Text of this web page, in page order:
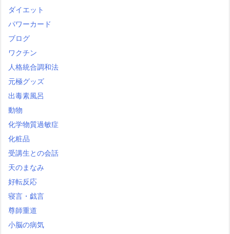
ダイエット
パワーカード
ブログ
ワクチン
人格統合調和法
元極グッズ
出毒素風呂
動物
化学物質過敏症
化粧品
受講生との会話
天のまなみ
好転反応
寝言・戯言
尊師重道
小脳の病気